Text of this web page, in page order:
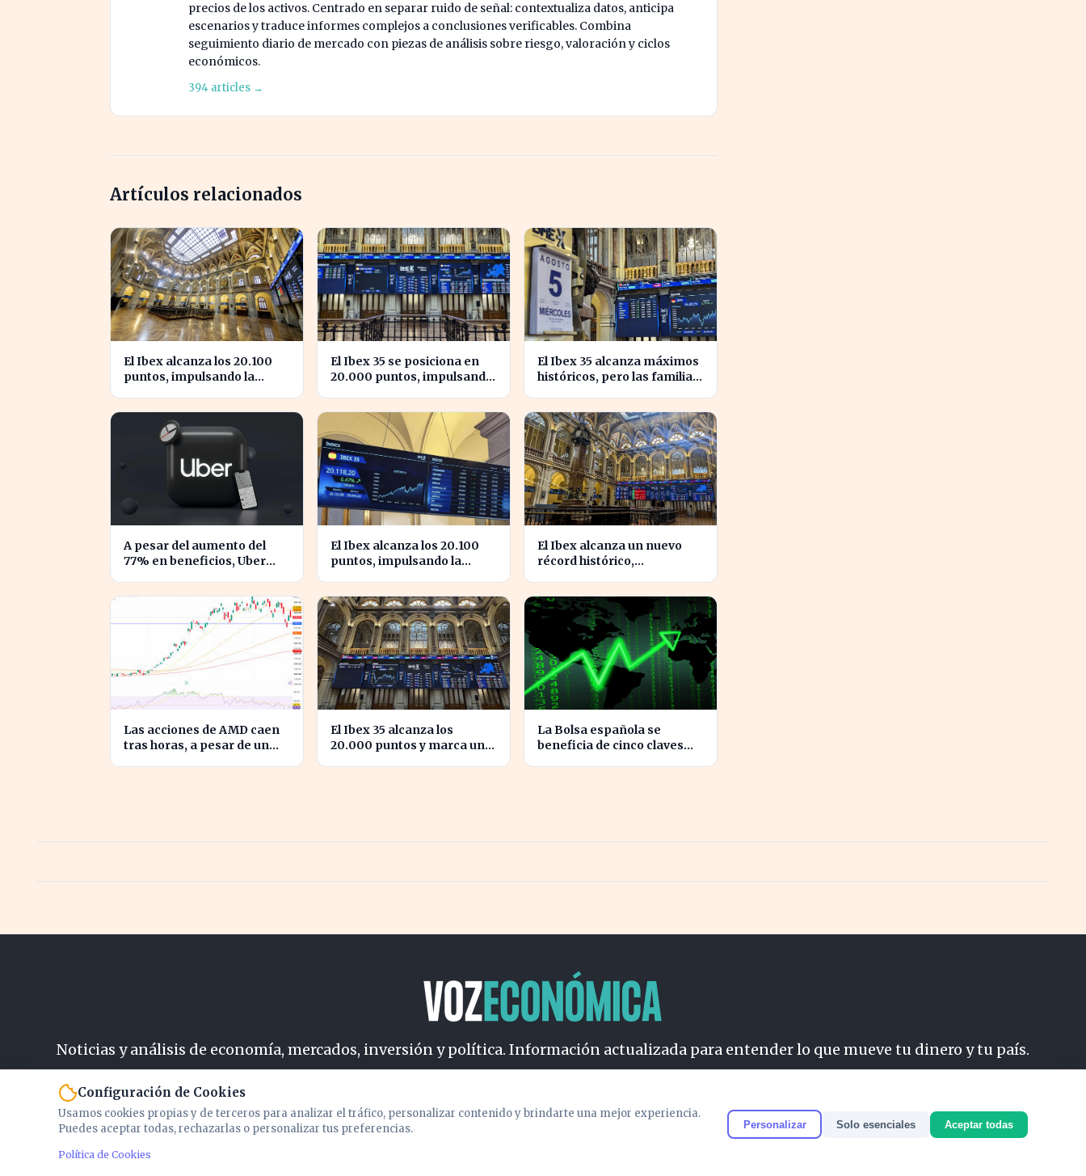
precios de los activos. Centrado en separar ruido de señal: contextualiza datos, anticipa
escenarios y traduce informes complejos a conclusiones verificables. Combina
seguimiento diario de mercado con piezas de análisis sobre riesgo, valoración y ciclos
económicos.
394 articles →
Artículos relacionados
El Ibex alcanza los 20.100
puntos, impulsando la
El Ibex 35 se posiciona en
20.000 puntos, impulsando
El Ibex 35 alcanza máximos
históricos, pero las familias
A pesar del aumento del
77% en beneficios, Uber
El Ibex alcanza los 20.100
puntos, impulsando la
El Ibex alcanza un nuevo
récord histórico,
Las acciones de AMD caen
tras horas, a pesar de un
El Ibex 35 alcanza los
20.000 puntos y marca un
La Bolsa española se
beneficia de cinco claves
Noticias y análisis de economía, mercados, inversión y política. Información actualizada para entender lo que mueve tu dinero y tu país.
Configuración de Cookies
Usamos cookies propias y de terceros para analizar el tráfico, personalizar contenido y brindarte una mejor experiencia.
Puedes aceptar todas, rechazarlas o personalizar tus preferencias.
Política de Cookies
Personalizar Solo esenciales Aceptar todas